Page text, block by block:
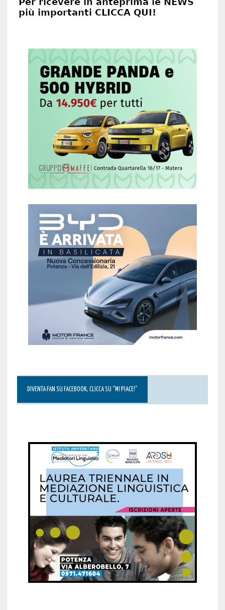
DIVENTA FAN SU FACEBOOK, CLICCA SU “MI PIACE!”